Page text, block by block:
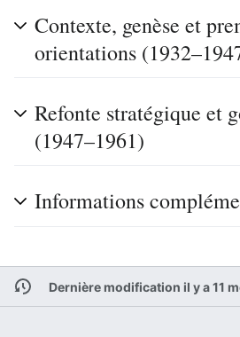
Contexte, genèse et
orientations
Refonte stratégique et
(1947–1961)
Informations
Dernière modification il y a 11